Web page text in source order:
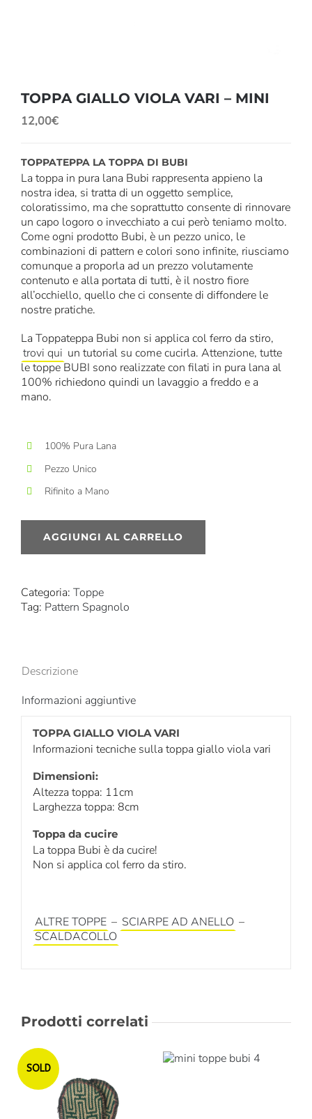
TOPPA GIALLO VIOLA VARI – MINI
12,00€
TOPPATEPPA LA TOPPA DI BUBI
La toppa in pura lana Bubi rappresenta appieno la
nostra idea, si tratta di un oggetto semplice,
coloratissimo, ma che soprattutto consente di rinnovare
un capo logoro o invecchiato a cui però teniamo molto.
Come ogni prodotto Bubi, è un pezzo unico, le
combinazioni di pattern e colori sono infinite, riusciamo
comunque a proporla ad un prezzo volutamente
contenuto e alla portata di tutti, è il nostro fiore
all’occhiello, quello che ci consente di diffondere le
nostre pratiche.
La Toppateppa Bubi non si applica col ferro da stiro,
trovi qui un tutorial su come cucirla. Attenzione, tutte
le toppe BUBI sono realizzate con filati in pura lana al
100% richiedono quindi un lavaggio a freddo e a
mano.
100% Pura Lana
Pezzo Unico
Rifinito a Mano
AGGIUNGI AL CARRELLO
Categoria: Toppe
Tag: Pattern Spagnolo
Descrizione
Informazioni aggiuntive
TOPPA GIALLO VIOLA VARI
Informazioni tecniche sulla toppa giallo viola vari
Dimensioni:
Altezza toppa: 11cm
Larghezza toppa: 8cm
Toppa da cucire
La toppa Bubi è da cucire!
Non si applica col ferro da stiro.
ALTRE TOPPE – SCIARPE AD ANELLO –
SCALDACOLLO
Prodotti correlati
SOLD